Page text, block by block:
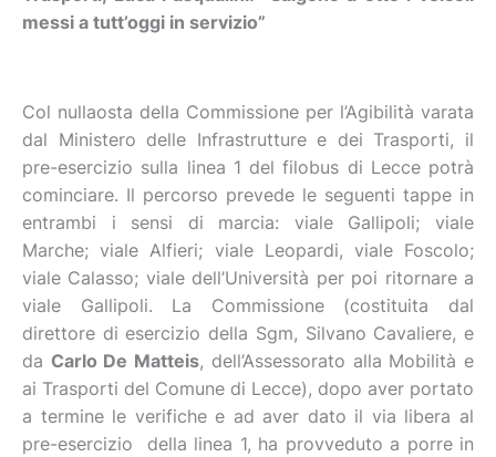
messi a tutt’oggi in servizio”
Col nullaosta della Commissione per l’Agibilità varata
dal Ministero delle Infrastrutture e dei Trasporti, il
pre-esercizio sulla linea 1 del filobus di Lecce potrà
cominciare. Il percorso prevede le seguenti tappe in
entrambi i sensi di marcia: viale Gallipoli; viale
Marche; viale Alfieri; viale Leopardi, viale Foscolo;
viale Calasso; viale dell’Università per poi ritornare a
viale Gallipoli. La Commissione (costituita dal
direttore di esercizio della Sgm, Silvano Cavaliere, e
da Carlo De Matteis, dell’Assessorato alla Mobilità e
ai Trasporti del Comune di Lecce), dopo aver portato
a termine le verifiche e ad aver dato il via libera al
pre-esercizio della linea 1, ha provveduto a porre in